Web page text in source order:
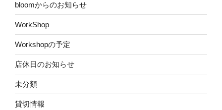
bloomからのお知らせ
WorkShop
Workshopの予定
店休日のお知らせ
未分類
貸切情報